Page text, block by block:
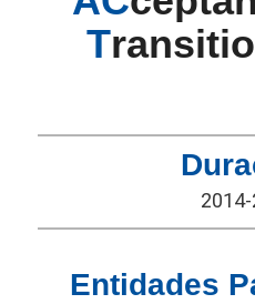
T
Entidades